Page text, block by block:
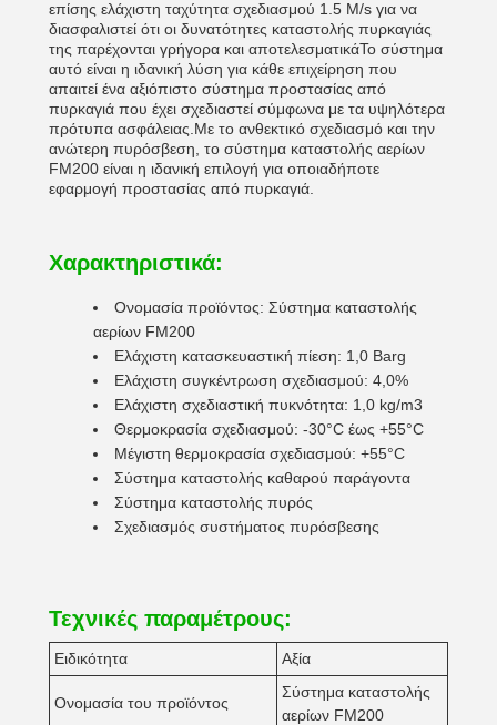
επίσης ελάχιστη ταχύτητα σχεδιασμού 1.5 M/s για να
διασφαλιστεί ότι οι δυνατότητες καταστολής πυρκαγιάς
της παρέχονται γρήγορα και αποτελεσματικάΤο σύστημα
αυτό είναι η ιδανική λύση για κάθε επιχείρηση που
απαιτεί ένα αξιόπιστο σύστημα προστασίας από
πυρκαγιά που έχει σχεδιαστεί σύμφωνα με τα υψηλότερα
πρότυπα ασφάλειας.Με το ανθεκτικό σχεδιασμό και την
ανώτερη πυρόσβεση, το σύστημα καταστολής αερίων
FM200 είναι η ιδανική επιλογή για οποιαδήποτε
εφαρμογή προστασίας από πυρκαγιά.
Χαρακτηριστικά:
Ονομασία προϊόντος: Σύστημα καταστολής
αερίων FM200
Ελάχιστη κατασκευαστική πίεση: 1,0 Barg
Ελάχιστη συγκέντρωση σχεδιασμού: 4,0%
Ελάχιστη σχεδιαστική πυκνότητα: 1,0 kg/m3
Θερμοκρασία σχεδιασμού: -30°C έως +55°C
Μέγιστη θερμοκρασία σχεδιασμού: +55°C
Σύστημα καταστολής καθαρού παράγοντα
Σύστημα καταστολής πυρός
Σχεδιασμός συστήματος πυρόσβεσης
Τεχνικές παραμέτρους:
Ειδικότητα Αξία
Ονομασία του προϊόντος
Σύστημα καταστολής
αερίων FM200